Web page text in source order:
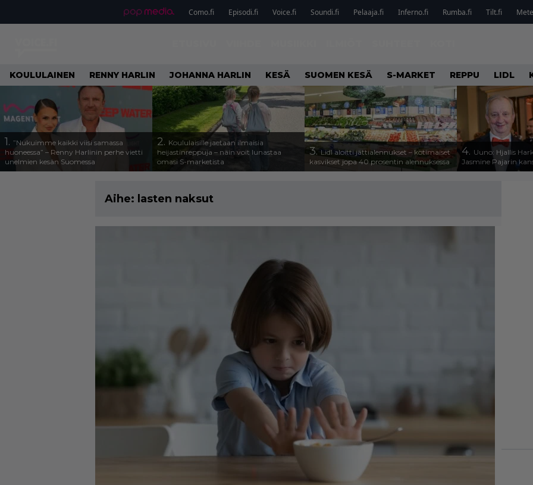
Como.fi Episodi.fi Voice.fi Soundi.fi Pelaaja.fi Inferno.fi Rumba.fi Tilt.fi
KOULULAINEN RENNY HARLIN JOHANNA HARLIN KESÄ SUOMEN KESÄ S-MARKET REPPU LIDL
1. ”Nukuimme kaikki viisi samassa
huoneessa” – Renny Harlinin perhe vietti
unelmien kesän Suomessa
2. Koululaisille jaetaan ilmaisia
heijastinreppuja – näin voit lunastaa
omasi S-marketista
3. Lidl aloitti jättialennukset – kotimaiset
kasvikset jopa 40 prosentin alennuksessa
4. Uuno: Hjallis
Jasmine Pajarin
Aihe: lasten naksut